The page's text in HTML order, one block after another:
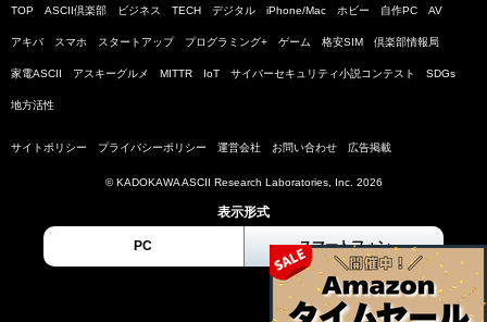
TOP ASCII倶楽部 ビジネス TECH デジタル iPhone/Mac ホビー 自作PC AV
アキバ スマホ スタートアップ プログラミング+ ゲーム 格安SIM 倶楽部情報局
家電ASCII アスキーグルメ MITTR IoT サイバーセキュリティ小説コンテスト SDGs
地方活性
サイトポリシー プライバシーポリシー 運営会社 お問い合わせ 広告掲載
© KADOKAWA ASCII Research Laboratories, Inc. 2026
表示形式
PC スマートフォン